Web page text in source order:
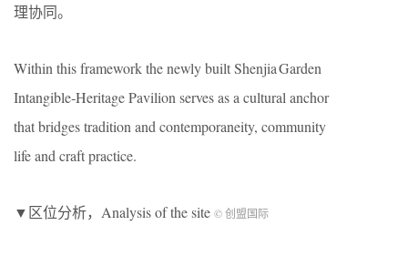
理协同。
Within this framework the newly built Shenjia Garden
Intangible‑Heritage Pavilion serves as a cultural anchor
that bridges tradition and contemporaneity, community
life and craft practice.
▼区位分析，Analysis of the site © 创盟国际